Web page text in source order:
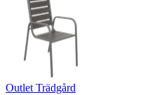
Outlet Trädgård